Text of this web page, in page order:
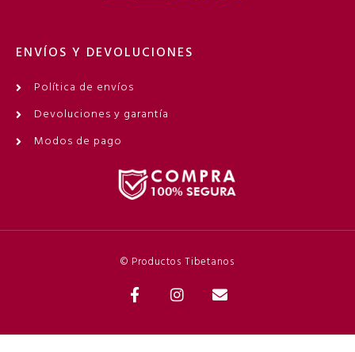
ENVÍOS Y DEVOLUCIONES
Política de envíos
Devoluciones y garantía
Modos de pago
© Productos Tibetanos